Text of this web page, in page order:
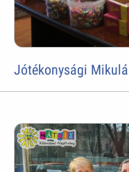
Jótékonysági